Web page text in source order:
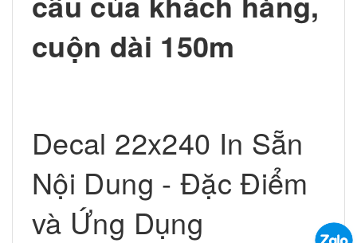
cuộn dài 150m
Decal 22x240 In Sẵn
Nội Dung - Đặc Điểm
và Ứng Dụng